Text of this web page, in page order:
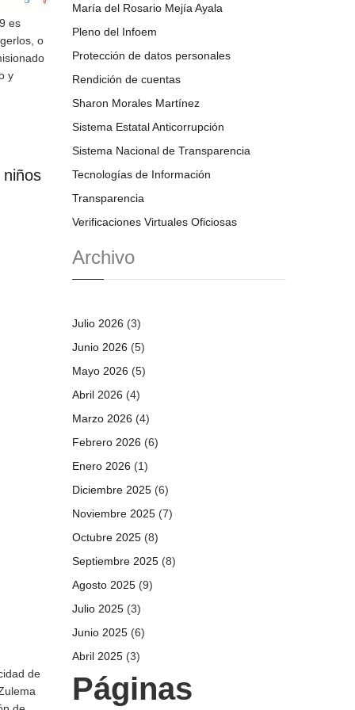
es
o
y
de
María del Rosario Mejía Ayala
Pleno del Infoem
Protección de datos personales
Rendición de cuentas
Sharon Morales Martínez
Sistema Estatal Anticorrupción
Sistema Nacional de Transparencia
Tecnologías de Información
Transparencia
Verificaciones Virtuales Oficiosas
Archivo
Julio 2026 (3)
Junio 2026 (5)
Mayo 2026 (5)
Abril 2026 (4)
Marzo 2026 (4)
Febrero 2026 (6)
Enero 2026 (1)
Diciembre 2025 (6)
Noviembre 2025 (7)
Octubre 2025 (8)
Septiembre 2025 (8)
Agosto 2025 (9)
Julio 2025 (3)
Junio 2025 (6)
Abril 2025 (3)
Páginas